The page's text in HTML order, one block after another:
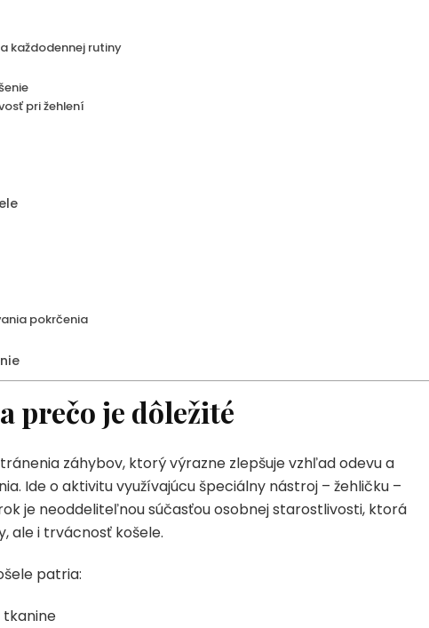
každodennej rutiny
pri žehlení
pokrčenia
prečo je dôležité
záhybov, ktorý výrazne zlepšuje vzhľad odevu a
Ide o aktivitu využívajúcu špeciálny nástroj – žehličku –
je neoddeliteľnou súčasťou osobnej starostlivosti, ktorá
ale i trvácnosť košele.
patria:
tkanine